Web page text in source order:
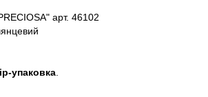
арт. 46102
упаковка